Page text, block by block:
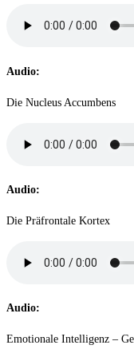
Audio:
Die Nucleus Accumbens
Audio:
Die Präfrontale Kortex
Audio:
Emotionale Intelligenz –